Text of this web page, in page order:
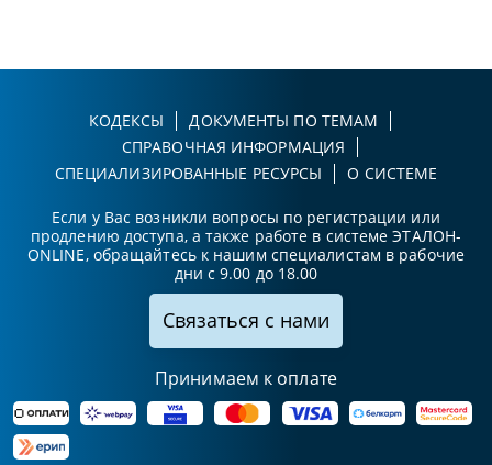
КОДЕКСЫ
ДОКУМЕНТЫ ПО ТЕМАМ
СПРАВОЧНАЯ ИНФОРМАЦИЯ
СПЕЦИАЛИЗИРОВАННЫЕ РЕСУРСЫ
О СИСТЕМЕ
Если у Вас возникли вопросы по регистрации или
продлению доступа, а также работе в системе ЭТАЛОН-
ONLINE, обращайтесь к нашим специалистам в рабочие
дни с 9.00 до 18.00
Связаться с нами
Принимаем к оплате